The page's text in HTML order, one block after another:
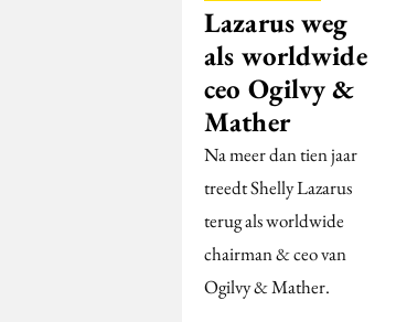
Lazarus weg
als worldwide
ceo Ogilvy &
Mather
Na meer dan tien jaar
treedt Shelly Lazarus
terug als worldwide
chairman & ceo van
Ogilvy & Mather.